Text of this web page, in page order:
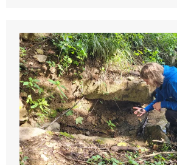
in
ganz
Bayern
als
„ÖkoKids“
ausgezeichnet